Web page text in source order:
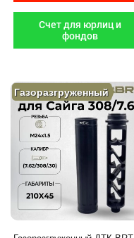
Счет для юрлиц и
фондов
Газоразгруженный